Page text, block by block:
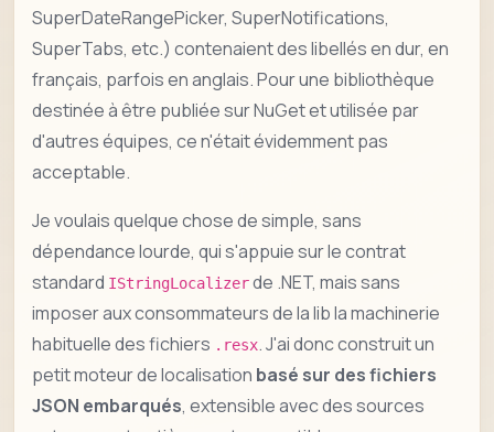
SuperDateRangePicker, SuperNotifications,
SuperTabs, etc.) contenaient des libellés en dur, en
français, parfois en anglais. Pour une bibliothèque
destinée à être publiée sur NuGet et utilisée par
d'autres équipes, ce n'était évidemment pas
acceptable.
Je voulais quelque chose de simple, sans
dépendance lourde, qui s'appuie sur le contrat
standard IStringLocalizerde .NET, mais sans
imposer aux consommateurs de la lib la machinerie
habituelle des fichiers .resx. J'ai donc construit un
petit moteur de localisation basé sur des fichiers
JSON embarqués, extensible avec des sources